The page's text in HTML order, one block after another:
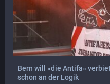
Bern will «die Antifa»
schon an der Logik